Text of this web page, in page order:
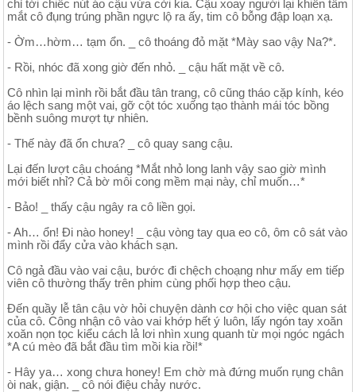
chỉ tới chiếc nút áo cậu vừa cởi kia. Cậu xoay người lại khiến tầm
mắt cô đụng trúng phần ngực lộ ra ấy, tim cô bỗng đập loạn xạ.
- Ờm…hờm… tạm ổn. _ cô thoáng đỏ mặt *Mày sao vậy Na?*.
- Rồi, nhóc đã xong giờ đến nhỏ. _ cậu hất mặt về cô.
Cô nhìn lại mình rồi bắt đầu tân trang, cô cũng tháo cặp kính, kéo
áo lệch sang một vai, gỡ cột tóc xuống tạo thành mái tóc bồng
bềnh suông mượt tự nhiên.
- Thế này đã ổn chưa? _ cô quay sang cậu.
Lại đến lượt cậu choáng *Mắt nhỏ long lanh vậy sao giờ mình
mới biết nhỉ? Cả bờ môi cong mềm mại này, chỉ muốn…*
- Bảo! _ thấy cậu ngây ra cô liền gọi.
- Ah… ổn! Đi nào honey! _ cậu vòng tay qua eo cô, ôm cô sát vào
mình rồi đẩy cửa vào khách sạn.
Cô ngả đầu vào vai cậu, bước đi chệch choạng như mấy em tiếp
viên cô thường thấy trên phim cùng phối hợp theo cậu.
Đến quầy lễ tân cậu vờ hỏi chuyện dành cơ hội cho việc quan sát
của cô. Công nhận cô vào vai khớp hết ý luôn, lấy ngón tay xoăn
xoăn nọn tọc kiểu cách lả lơi nhìn xung quanh từ mọi ngóc ngách
*A cú mèo đã bắt đầu tìm mồi kia rồi!*
- Hây ya… xong chưa honey! Em chờ mà đứng muốn rụng chân
òi nak, giận. _ cô nói điệu chảy nước.